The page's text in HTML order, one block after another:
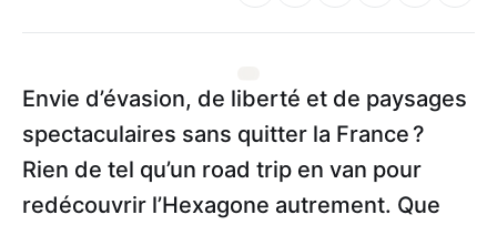
Envie d’évasion, de liberté et de paysages
spectaculaires sans quitter la France ?
Rien de tel qu’un road trip en van pour
redécouvrir l’Hexagone autrement. Que